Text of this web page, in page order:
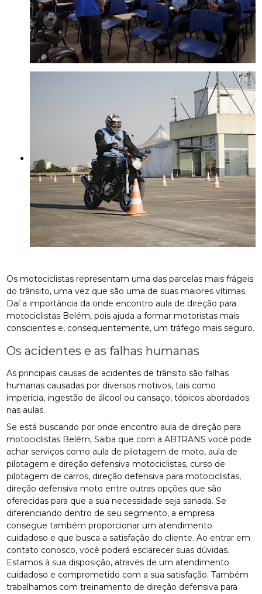
Os motociclistas representam uma das parcelas mais frágeis
do trânsito, uma vez que são uma de suas maiores vítimas.
Daí a importância da onde encontro aula de direção para
motociclistas Belém, pois ajuda a formar motoristas mais
conscientes e, consequentemente, um tráfego mais seguro.
Os acidentes e as falhas humanas
As principais causas de acidentes de trânsito são falhas
humanas causadas por diversos motivos, tais como
imperícia, ingestão de álcool ou cansaço, tópicos abordados
nas aulas.
Se está buscando por onde encontro aula de direção para
motociclistas Belém, Saiba que com a ABTRANS você pode
achar serviços como aula de pilotagem de moto, aula de
pilotagem e direção defensiva motociclistas, curso de
pilotagem de carros, direção defensiva para motociclistas,
direção defensiva moto entre outras opções que são
oferecidas para que a sua necessidade seja sanada. Se
diferenciando dentro de seu segmento, a empresa
consegue também proporcionar um atendimento
cuidadoso e que busca a satisfação do cliente. Ao entrar em
contato conosco, você poderá esclarecer suas dúvidas.
Estamos à sua disposição, através de um atendimento
cuidadoso e comprometido com a sua satisfação. Também
trabalhamos com treinamento de direção defensiva para